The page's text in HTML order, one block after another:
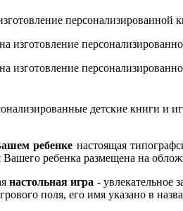
персонализированной
изготовление
изготовление
детские книги и
ребенке настоящая
ребенка размещена на
настольная игра - увлекательное
поля, его имя указано в